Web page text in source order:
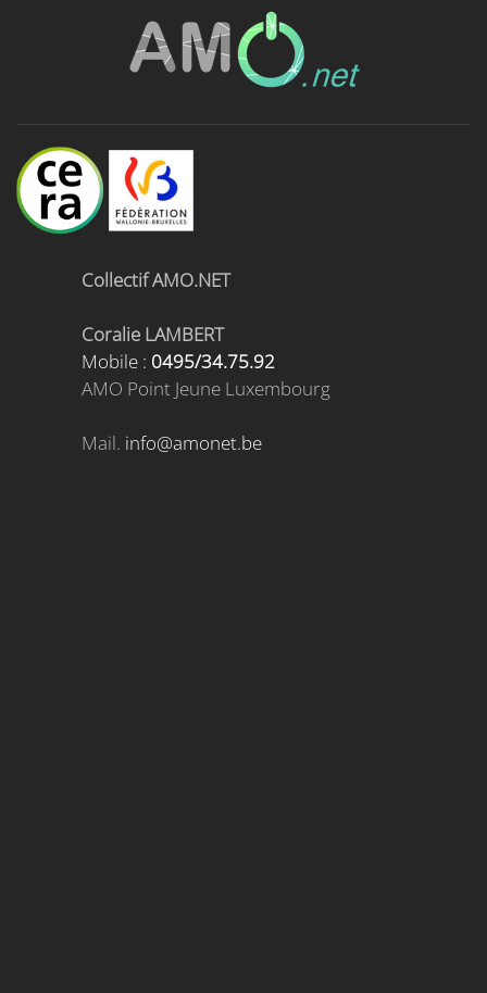
Collectif AMO.NET
Coralie LAMBERT
Mobile : 0495/34.75.92
AMO Point Jeune Luxembourg
Mail. info@amonet.be